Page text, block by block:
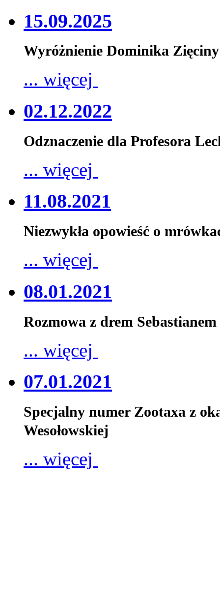
15.09.2025
Wyróżnienie Dominika Zięciny
... więcej
02.12.2022
Odznaczenie dla Profesora
... więcej
11.08.2021
Niezwykła opowieść o
... więcej
08.01.2021
Rozmowa z drem
... więcej
07.01.2021
Specjalny numer Zootaxa z
Wesołowskiej
... więcej